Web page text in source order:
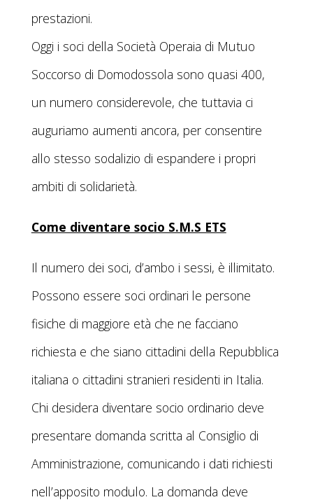
prestazioni.
Oggi i soci della Società Operaia di Mutuo
Soccorso di Domodossola sono quasi 400,
un numero considerevole, che tuttavia ci
auguriamo aumenti ancora, per consentire
allo stesso sodalizio di espandere i propri
ambiti di solidarietà.
Come diventare socio S.M.S ETS
Il numero dei soci, d’ambo i sessi, è illimitato.
Possono essere soci ordinari le persone
fisiche di maggiore età che ne facciano
richiesta e che siano cittadini della Repubblica
italiana o cittadini stranieri residenti in Italia.
Chi desidera diventare socio ordinario deve
presentare domanda scritta al Consiglio di
Amministrazione, comunicando i dati richiesti
nell’apposito modulo. La domanda deve